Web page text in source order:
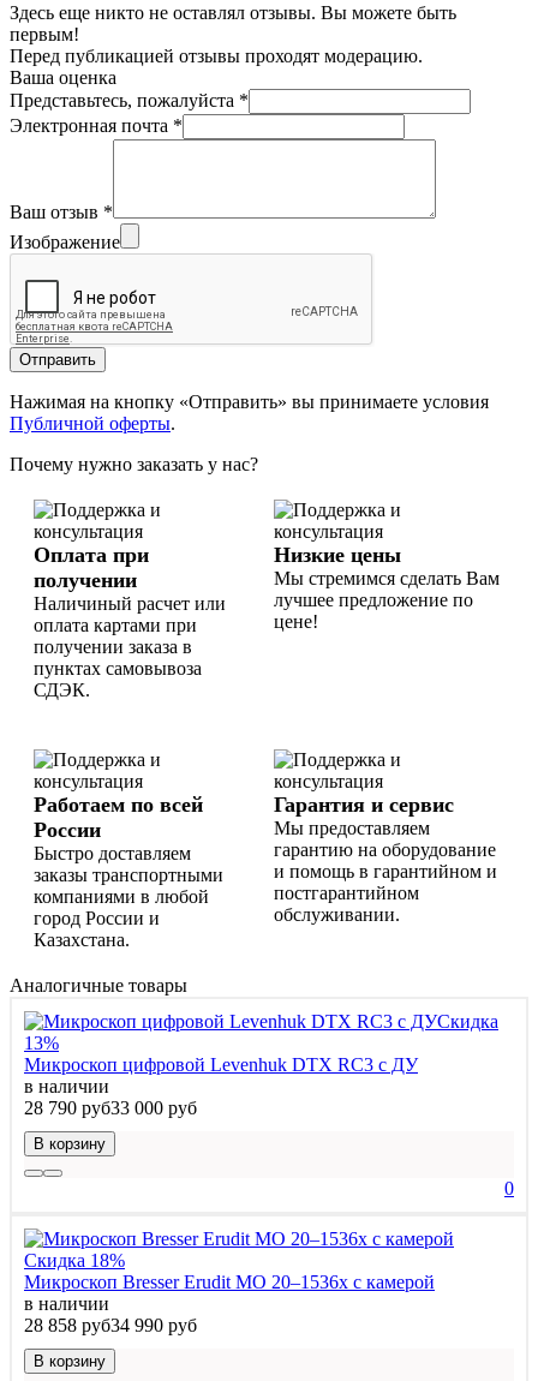
Здесь еще никто не оставлял отзывы. Вы можете быть
первым!
Перед публикацией отзывы проходят модерацию.
Ваша оценка
Представьтесь, пожалуйста *
Электронная почта *
Ваш отзыв *
Изображение
Отправить
Нажимая на кнопку «Отправить» вы принимаете условия
Публичной оферты.
Почему нужно заказать у нас?
Оплата при
получении
Наличиный расчет или
оплата картами при
получении заказа в
пунктах самовывоза
СДЭК.
Низкие цены
Мы стремимся сделать Вам
лучшее предложение по
цене!
Работаем по всей
России
Быстро доставляем
заказы транспортными
компаниями в любой
город России и
Казахстана.
Гарантия и сервис
Мы предоставляем
гарантию на оборудование
и помощь в гарантийном и
постгарантийном
обслуживании.
Аналогичные товары
Скидка
13%
Микроскоп цифровой Levenhuk DTX RC3 с ДУ
в наличии
28 790 руб33 000 руб
В корзину
0
Скидка 18%
Микроскоп Bresser Erudit MO 20–1536x с камерой
в наличии
28 858 руб34 990 руб
В корзину